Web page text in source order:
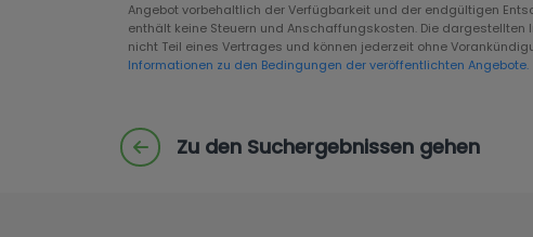
Angebot vorbehaltlich der Verfügbarkeit und der endgültigen
enthält keine Steuern und Anschaffungskosten. Die
nicht Teil eines Vertrages und können jederzeit ohne
Informationen zu den Bedingungen der veröffentlichten Angebote.
Zu den Suchergebnissen gehen